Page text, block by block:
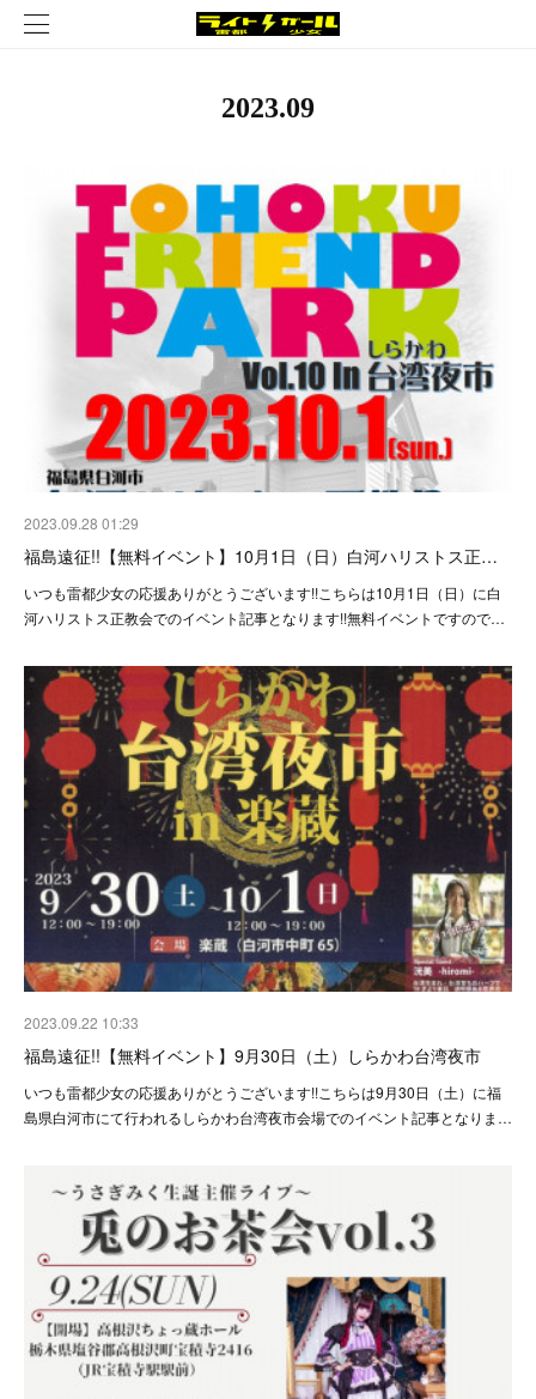
2023.09
2023.09.28 01:29
福島遠征!!【無料イベント】10月1日（日）白河ハリストス正…
いつも雷都少女の応援ありがとうございます!!こちらは10月1日（日）に白
河ハリストス正教会でのイベント記事となります!!無料イベントですので…
2023.09.22 10:33
福島遠征!!【無料イベント】9月30日（土）しらかわ台湾夜市
いつも雷都少女の応援ありがとうございます!!こちらは9月30日（土）に福
島県白河市にて行われるしらかわ台湾夜市会場でのイベント記事となりま…